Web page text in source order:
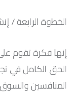
الخطوة الرابعة
الحق الكامل في
المنافسين